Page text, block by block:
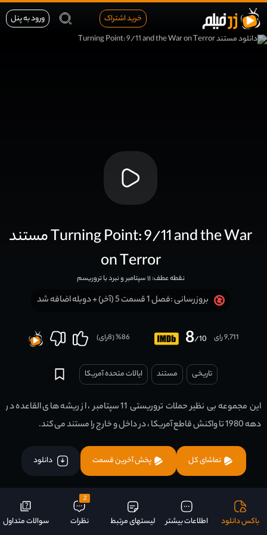
خرید اشتراک ورود به پنل
مستند Turning Point: 9/11 and the War
on Terror
نقطه عطف: ۱۱ سپتامبر و نبرد با تروریسم
بروزرسانی :فصل 1 قسمت 5 (آخر) + دوبله اضافه شد
8/10 9,711 رای 86
% (
8رای)
تاریخی مستند ایالات متحده آمریکا
این مجموعه بی نظیر حملات تروریستی 11 سپتامبر ، از ریشه های القاعده در
دهه 1980 تا واکنش قاطع آمریکا ، در داخل و خارج را مستند می کند.
تماشای کل پخش آخرین قسمت دانلود
باکس دانلود اطلاعات بیشتر لیستهای مرتبط
2
نظرات سوالات متداول